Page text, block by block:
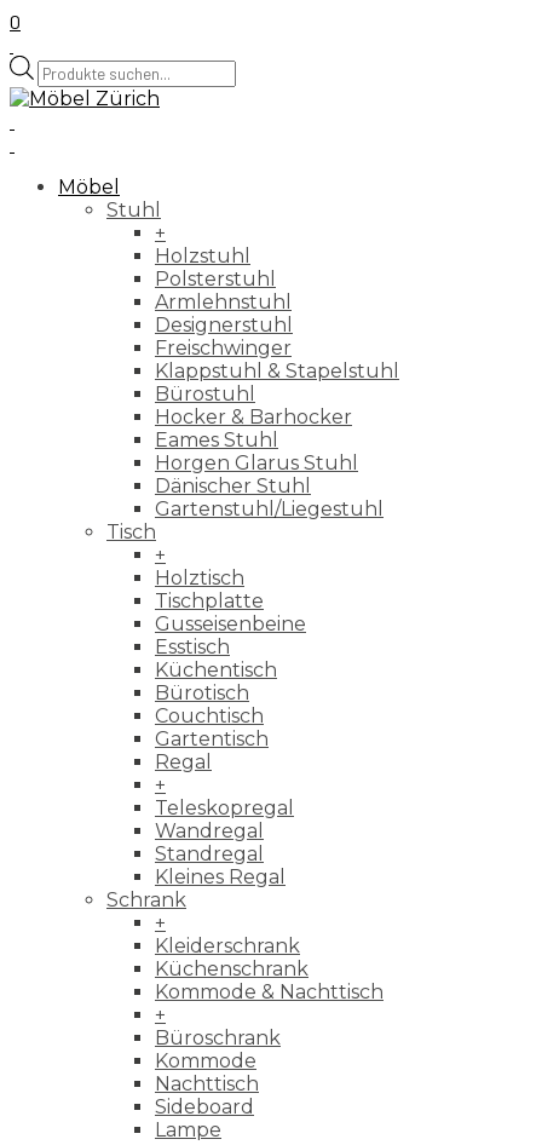
0
Products
search
Möbel
Stuhl
+
Holzstuhl
Polsterstuhl
Armlehnstuhl
Designerstuhl
Freischwinger
Klappstuhl & Stapelstuhl
Bürostuhl
Hocker & Barhocker
Eames Stuhl
Horgen Glarus Stuhl
Dänischer Stuhl
Gartenstuhl/Liegestuhl
Tisch
+
Holztisch
Tischplatte
Gusseisenbeine
Esstisch
Küchentisch
Bürotisch
Couchtisch
Gartentisch
Regal
+
Teleskopregal
Wandregal
Standregal
Kleines Regal
Schrank
+
Kleiderschrank
Küchenschrank
Kommode & Nachttisch
+
Büroschrank
Kommode
Nachttisch
Sideboard
Lampe